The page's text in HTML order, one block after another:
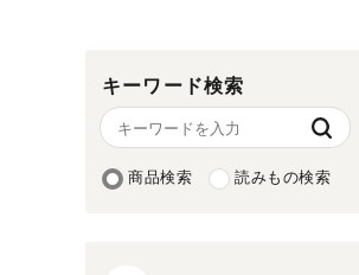
キーワード検索
商品検索 読みもの検索